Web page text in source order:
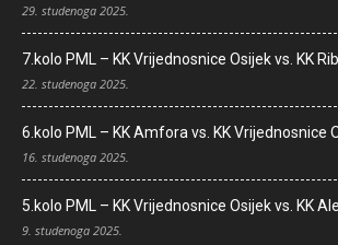
29. studenoga 2025.
7.kolo PML – KK Vrijednosnice Osijek vs. KK
22. studenoga 2025.
6.kolo PML – KK Amfora vs. KK Vrijednosnice
16. studenoga 2025.
5.kolo PML – KK Vrijednosnice Osijek vs. KK
9. studenoga 2025.